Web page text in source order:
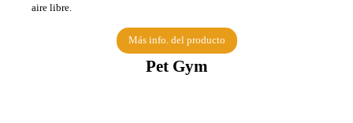
aire libre.
Más info. del producto
Pet Gym